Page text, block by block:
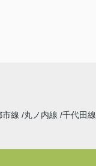
市線 丸ノ内線 千代田線